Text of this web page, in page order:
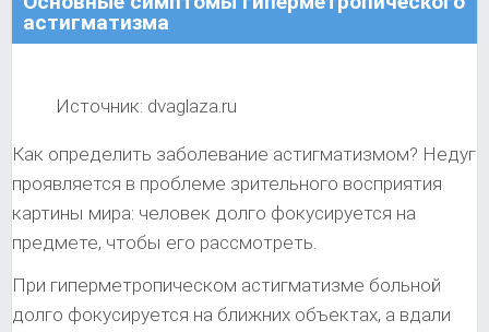
астигматизма
Источник: dvaglaza.ru
Как определить заболевание астигматизмом? Недуг
проявляется в проблеме зрительного восприятия
картины мира: человек долго фокусируется на
предмете, чтобы его рассмотреть.
При гиперметропическом астигматизме больной
долго фокусируется на ближних объектах, а вдали